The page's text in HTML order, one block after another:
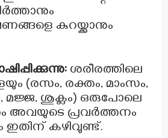
കുറയ്ക്കാനും
ശരീരത്തിലെ
(രസം, രക്തം, മാംസം,
മജ്ജ, ശുക്ലം) ഒരുപോലെ
അവയുടെ പ്രവർത്തനം
ഇതിന് കഴിവുണ്ട്.